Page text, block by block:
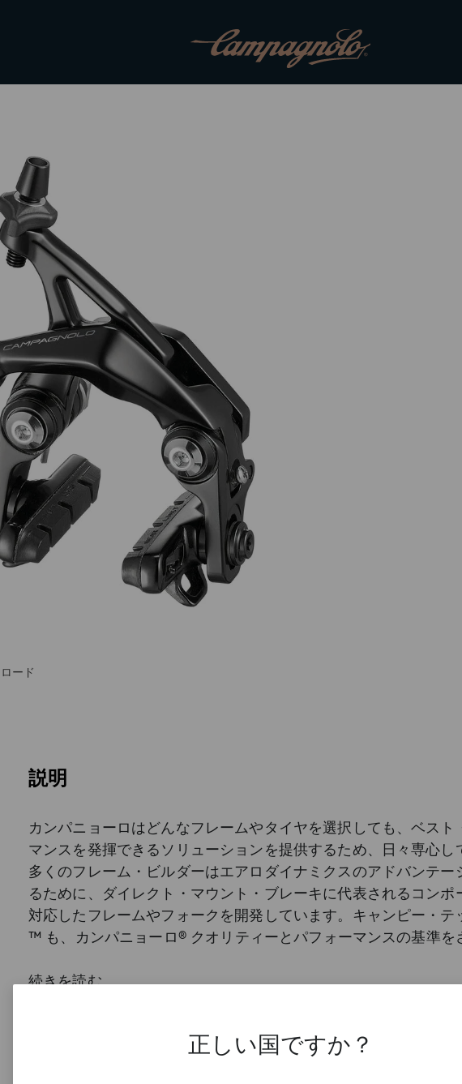
正しい国ですか？
ード
説明
カンパニョーロはどんなフレームやタイヤを選択しても、ベスト
マンスを発揮できるソリューションを提供するため、日々専心し
多くのフレーム・ビルダーはエアロダイナミクスのアドバンテー
るために、ダイレクト・マウント・ブレーキに代表されるコンポ
対応したフレームやフォークを開発しています。キャンピー・テ
™ も、カンパニョーロ® クオリティーとパフォーマンスの基準を
の全く新しいカンパニョーロのブレーキ・システムは、セルフ・
続きを読む